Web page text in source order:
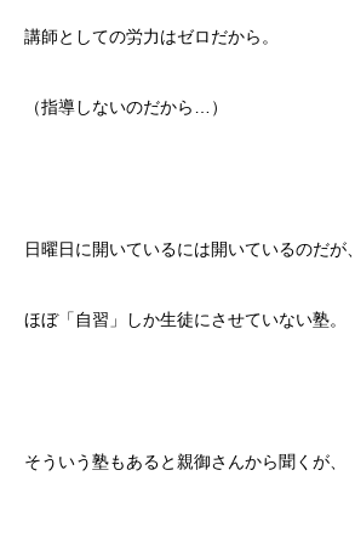
講師としての労力はゼロだから。
（指導しないのだから…）
日曜日に開いているには開いているのだが、
ほぼ「自習」しか生徒にさせていない塾。
そういう塾もあると親御さんから聞くが、